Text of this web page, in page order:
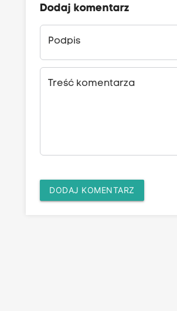
Dodaj komentarz
Podpis
Treść komentarza
DODAJ KOMENTARZ